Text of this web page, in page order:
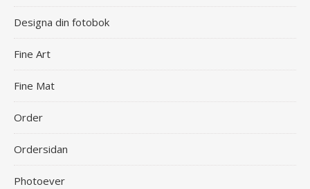
Designa din fotobok
Fine Art
Fine Mat
Order
Ordersidan
Photoever